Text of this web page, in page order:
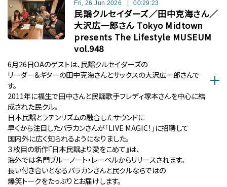
Fri, 26 Jun 2026 00:29:23
民謡クルセイダーズ／田中克海さん／
大沢広一郎さん Tokyo Midtown
presents The Lifestyle MUSEUM
vol.948
6月26日OAのゲストは、民謡クルセイダーズの
リーダー＆ギターの田中克海さんとサックスの大沢広一郎さんで
す。
2011年に福生で田中さんと民謡歌手フレディ塚本さんを中心に結
成された民クル。
日本民謡とラテンリズムの融合したサウンドに
早くから注目したバラカンさんが「LIVE MAGIC！」に招聘して
国内外に広く知られるようになりました。
３枚目の新作『日本民謡より愛をこめて』は、
海外では名門ブルーノート・レーベルからリリースされます。
長い付き合いとなるバラカンさんと民クルならではの
爆笑トークをたっぷりとお届けします。